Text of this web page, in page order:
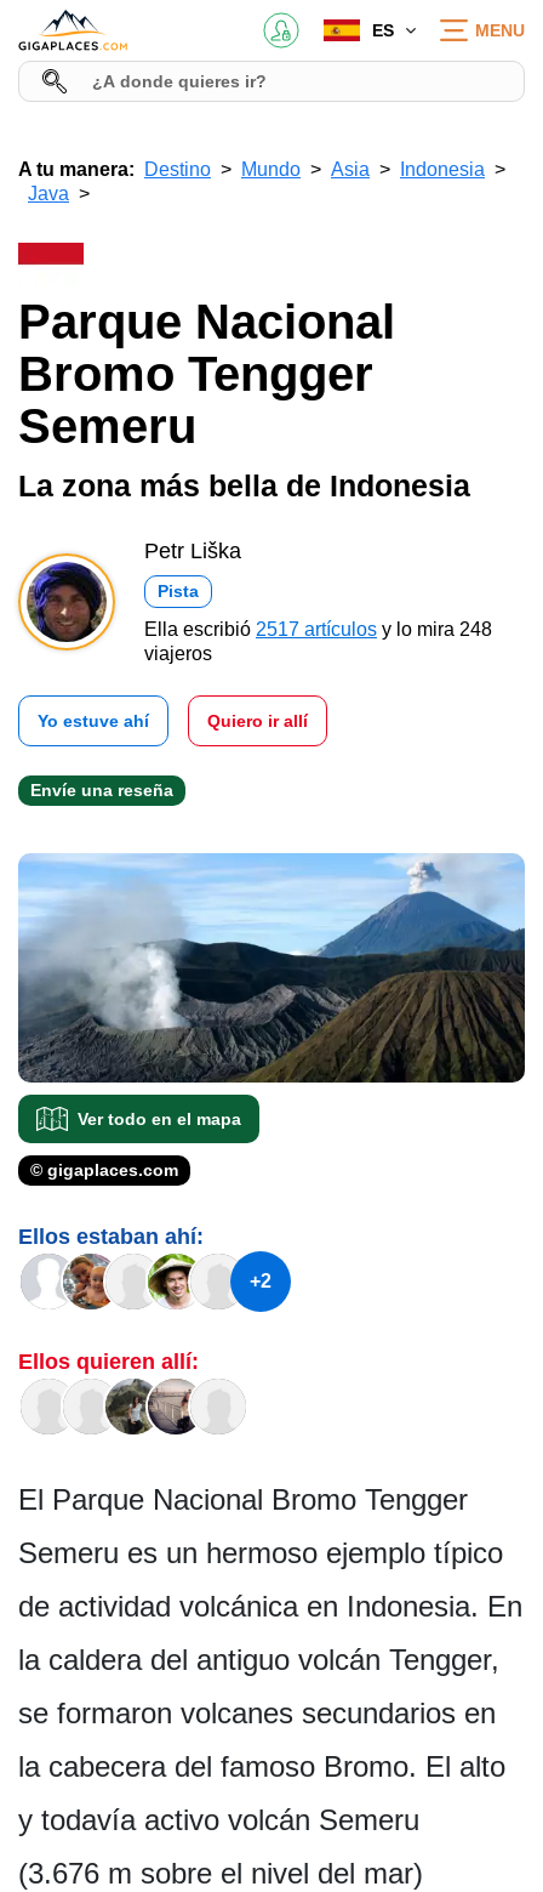
ES MENU
A tu manera: Destino Mundo Asia
Indonesia
Java
Parque Nacional
Bromo Tengger
Semeru
La zona más bella de Indonesia
Petr Liška
Pista
Ella escribió 2517 artículos y lo mira 248
viajeros
Yo estuve ahí Quiero ir allí
Envíe una reseña
Ver todo en el mapa
© gigaplaces.com
Ellos estaban ahí:
+2
Ellos quieren allí:
El Parque Nacional Bromo Tengger
Semeru es un hermoso ejemplo típico
de actividad volcánica en Indonesia. En
la caldera del antiguo volcán Tengger,
se formaron volcanes secundarios en
la cabecera del famoso Bromo. El alto
y todavía activo volcán Semeru
(3.676 m sobre el nivel del mar)